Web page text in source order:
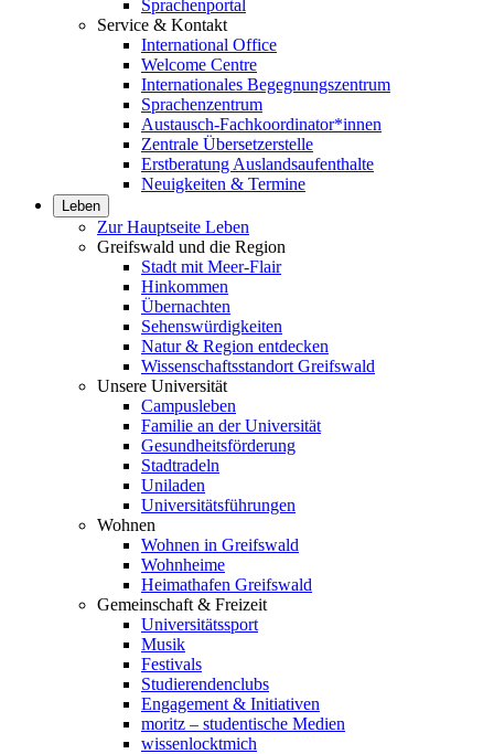
Sprachenportal
Service & Kontakt
International Office
Welcome Centre
Internationales Begegnungszentrum
Sprachenzentrum
Austausch-Fachkoordinator*innen
Zentrale Übersetzerstelle
Erstberatung Auslandsaufenthalte
Neuigkeiten & Termine
Leben
Zur Hauptseite Leben
Greifswald und die Region
Stadt mit Meer-Flair
Hinkommen
Übernachten
Sehenswürdigkeiten
Natur & Region entdecken
Wissenschaftsstandort Greifswald
Unsere Universität
Campusleben
Familie an der Universität
Gesundheitsförderung
Stadtradeln
Uniladen
Universitätsführungen
Wohnen
Wohnen in Greifswald
Wohnheime
Heimathafen Greifswald
Gemeinschaft & Freizeit
Universitätssport
Musik
Festivals
Studierendenclubs
Engagement & Initiativen
moritz – studentische Medien
wissenlocktmich